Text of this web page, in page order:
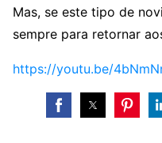
Mas, se este tipo de
sempre para retornar
https://youtu.be/